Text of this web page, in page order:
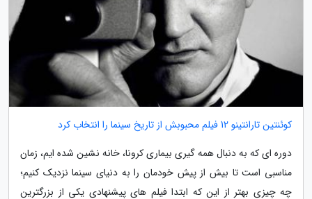
کوئنتین تارانتینو 12 فیلم محبوبش از تاریخ سینما را انتخاب کرد
دوره ای که به دنبال همه گیری بیماری کرونا، خانه نشین شده ایم، زمان
مناسبی است تا بیش از پیش خودمان را به دنیای سینما نزدیک کنیم؛
چه چیزی بهتر از این که ابتدا فیلم های پیشنهادی یکی از بزرگترین